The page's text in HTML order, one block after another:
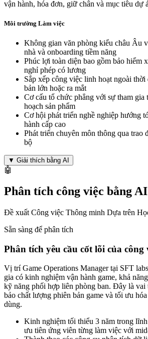
vận hành, hóa đơn, giữ chân và mục tiêu dự
Môi trường Làm việc
Không gian văn phòng kiểu châu Âu
nhà và onboarding tiềm năng
Phúc lợi toàn diện bao gồm bảo hiểm
nghỉ phép có lương
Sắp xếp công việc linh hoạt ngoài thời
bản lớn hoặc ra mắt
Cơ cấu tổ chức phẳng với sự tham gia
hoạch sản phẩm
Cơ hội phát triển nghề nghiệp hướng
hành cấp cao
Phát triển chuyên môn thông qua trao
bộ
▼ Giải thích bằng AI
🤖
Phân tích công việc bằng AI
Đề xuất Công việc Thông minh Dựa trên
Sẵn sàng để phân tích
Phân tích yêu cầu cốt lõi của công
Vị trí Game Operations Manager tại SFT
gia có kinh nghiệm vận hành game, khả
kỹ năng phối hợp liên phòng ban. Đây là vai
bảo chất lượng phiên bản game và tối ưu
dùng.
Kinh nghiệm tối thiểu 3 năm trong
ưu tiên ứng viên từng làm việc với